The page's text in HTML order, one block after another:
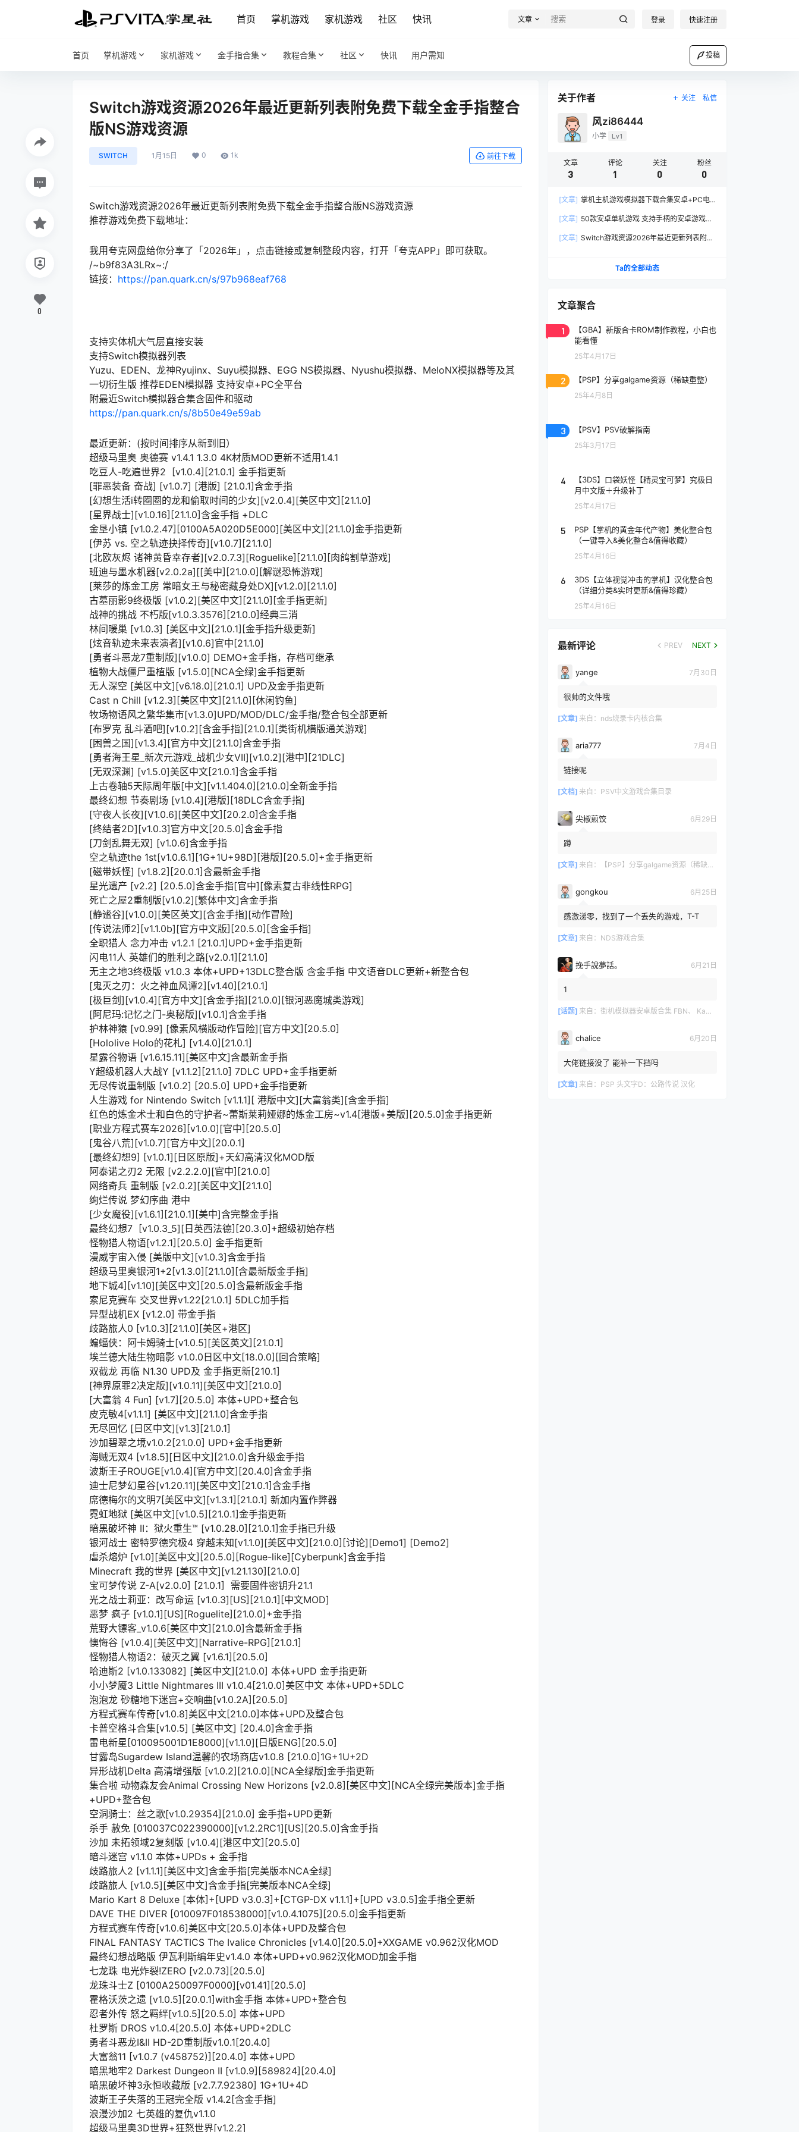
首页 掌机游戏 家机游戏 社区 快讯 文章 登录 快速注册
首页 掌机游戏 家机游戏 金手指合集 教程合集 社区 快讯 用户需知 投稿
Switch游戏资源2026年最近更新列表附免费下载全金手指整合
版NS游戏资源
SWITCH 1月15日 0 1k 前往下载
Switch游戏资源2026年最近更新列表附免费下载全金手指整合版NS游戏资源
推荐游戏免费下载地址：
我用夸克网盘给你分享了「2026年」，点击链接或复制整段内容，打开「夸克APP」即可获取。
/~b9f83A3LRx~:/
链接： https://pan.quark.cn/s/97b968eaf768
支持实体机大气层直接安装
支持Switch模拟器列表
Yuzu、EDEN、龙神Ryujinx、Suyu模拟器、EGG NS模拟器、Nyushu模拟器、MeloNX模拟器等及其
一切衍生版 推荐EDEN模拟器 支持安卓+PC全平台
附最近Switch模拟器合集含固件和驱动
https://pan.quark.cn/s/8b50e49e59ab
最近更新：(按时间排序从新到旧）
超级马里奥 奥德赛 v1.4.1 1.3.0 4K材质MOD更新不适用1.4.1
吃豆人-吃遍世界2 [v1.0.4][21.0.1] 金手指更新
[罪恶装备 奋战] [v1.0.7] [港版] [21.0.1]含金手指
[幻想生活i转圈圈的龙和偷取时间的少女][v2.0.4][美区中文][21.1.0]
[星界战士][v1.0.16][21.1.0]含金手指 +DLC
金垦小镇 [v1.0.2.47][0100A5A020D5E000][美区中文][21.1.0]金手指更新
[伊苏 vs. 空之轨迹抉择传奇][v1.0.7][21.1.0]
[北欧灰烬 诸神黄昏幸存者][v2.0.7.3][Roguelike][21.1.0][肉鸽割草游戏]
班迪与墨水机器[v2.0.2a][[美中][21.0.0][解谜恐怖游戏]
[莱莎的炼金工房 常暗女王与秘密藏身处DX][v1.2.0][21.1.0]
古墓丽影9终极版 [v1.0.2][美区中文][21.1.0][金手指更新]
战神的挑战 不朽版[v1.0.3.3576][21.0.0]经典三消
林间暖巢 [v1.0.3] [美区中文][21.0.1][金手指升级更新]
[炫音轨迹未来表演者][v1.0.6]官中[21.1.0]
[勇者斗恶龙7重制版][v1.0.0] DEMO+金手指，存档可继承
植物大战僵尸重植版 [v1.5.0][NCA全绿]金手指更新
无人深空 [美区中文][v6.18.0][21.0.1] UPD及金手指更新
Cast n Chill [v1.2.3][美区中文][21.1.0][休闲钓鱼]
牧场物语风之繁华集市[v1.3.0]UPD/MOD/DLC/金手指/整合包全部更新
[布罗克 乱斗酒吧][v1.0.2][含金手指][21.0.1][类街机横版通关游戏]
[困兽之国][v1.3.4][官方中文][21.1.0]含金手指
[勇者海王星_新次元游戏_战机少女VII][v1.0.2][港中][21DLC]
[无双深渊] [v1.5.0]美区中文[21.0.1]含金手指
上古卷轴5天际周年版[中文][v1.1.404.0][21.0.0]全新金手指
最终幻想 节奏剧场 [v1.0.4][港版][18DLC含金手指]
[守夜人长夜][V1.0.6][美区中文][20.2.0]含金手指
[终结者2D][v1.0.3]官方中文[20.5.0]含金手指
[刀剑乱舞无双] [v1.0.6]含金手指
空之轨迹the 1st[v1.0.6.1][1G+1U+98D][港版][20.5.0]+金手指更新
[磁带妖怪] [v1.8.2][20.0.1]含最新金手指
星光遗产 [v2.2] [20.5.0]含金手指[官中][像素复古非线性RPG]
死亡之屋2重制版[v1.0.2][繁体中文]含金手指
[静谧谷][v1.0.0][美区英文][含金手指][动作冒险]
[传说法师2][v1.1.0b][官方中文版][20.5.0][含金手指]
全职猎人 念力冲击 v1.2.1 [21.0.1]UPD+金手指更新
闪电11人 英雄们的胜利之路[v2.0.1][21.1.0]
无主之地3终极版 v1.0.3 本体+UPD+13DLC整合版 含金手指 中文语音DLC更新+新整合包
[鬼灭之刃：火之神血风谭2][v1.40][21.0.1]
[极巨剑][v1.0.4][官方中文][含金手指][21.0.0][银河恶魔城类游戏]
[阿尼玛:记忆之门-奥秘版][v1.0.1]含金手指
护林神猿 [v0.99] [像素风横版动作冒险][官方中文][20.5.0]
[Hololive Holo的花札] [v1.4.0][21.0.1]
星露谷物语 [v1.6.15.11][美区中文]含最新金手指
Y超级机器人大战Y [v1.1.2][21.1.0] 7DLC UPD+金手指更新
无尽传说重制版 [v1.0.2] [20.5.0] UPD+金手指更新
人生游戏 for Nintendo Switch [v1.1.1][ 港版中文][大富翁类][含金手指]
红色的炼金术士和白色的守护者~蕾斯莱莉娅娜的炼金工房~v1.4[港版+美版][20.5.0]金手指更新
[职业方程式赛车2026][v1.0.0][官中][20.5.0]
[鬼谷八荒][v1.0.7][官方中文][20.0.1]
[最终幻想9] [v1.0.1][日区原版]+天幻高清汉化MOD版
阿泰诺之刃2 无限 [v2.2.2.0][官中][21.0.0]
网络奇兵 重制版 [v2.0.2][美区中文][21.1.0]
绚烂传说 梦幻序曲 港中
[少女魔役][v1.6.1][21.0.1][美中]含完整金手指
最终幻想7 [v1.0.3_5][日英西法德][20.3.0]+超级初始存档
怪物猎人物语[v1.2.1][20.5.0] 金手指更新
漫威宇宙入侵 [美版中文][v1.0.3]含金手指
超级马里奥银河1+2[v1.3.0][21.1.0][含最新版金手指]
地下城4][v1.10][美区中文][20.5.0]含最新版金手指
索尼克赛车 交叉世界v1.22[21.0.1] 5DLC加手指
异型战机EX [v1.2.0] 带金手指
歧路旅人0 [v1.0.3][21.1.0][美区+港区]
蝙蝠侠：阿卡姆骑士[v1.0.5][美区英文][21.0.1]
埃兰德大陆生物暗影 v1.0.0日区中文[18.0.0][回合策略]
双截龙 再临 N1.30 UPD及 金手指更新[210.1]
[神界原罪2决定版][v1.0.11][美区中文][21.0.0]
[大富翁 4 Fun] [v1.7][20.5.0] 本体+UPD+整合包
皮克敏4[v1.1.1] [美区中文][21.1.0]含金手指
无尽回忆 [日区中文][v1.3][21.0.1]
沙加碧翠之境v1.0.2[21.0.0] UPD+金手指更新
海贼无双4 [v1.8.5][日区中文][21.0.0]含升级金手指
波斯王子ROUGE[v1.0.4][官方中文][20.4.0]含金手指
迪士尼梦幻星谷[v1.20.11][美区中文][21.0.1]含金手指
席德梅尔的文明7[美区中文][v1.3.1][21.0.1] 新加内置作弊器
霓虹地狱 [美区中文][v1.0.5][21.0.1]金手指更新
暗黑破坏神 II：狱火重生™ [v1.0.28.0][21.0.1]金手指已升级
银河战士 密特罗德究极4 穿越未知[v1.1.0][美区中文][21.0.0][讨论][Demo1] [Demo2]
虐杀熔炉 [v1.0][美区中文][20.5.0][Rogue-like][Cyberpunk]含金手指
Minecraft 我的世界 [美区中文][v1.21.130][21.0.0]
宝可梦传说 Z-A[v2.0.0] [21.0.1] 需要固件密钥升21.1
光之战士莉亚：改写命运 [v1.0.3][US][21.0.1][中文MOD]
恶梦 疯子 [v1.0.1][US][Roguelite][21.0.0]+金手指
荒野大镖客_v1.0.6[美区中文][21.0.0]含最新金手指
懊悔谷 [v1.0.4][美区中文][Narrative-RPG][21.0.1]
怪物猎人物语2：破灭之翼 [v1.6.1][20.5.0]
哈迪斯2 [v1.0.133082] [美区中文][21.0.0] 本体+UPD 金手指更新
小小梦魇3 Little Nightmares III v1.0.4[21.0.0]美区中文 本体+UPD+5DLC
泡泡龙 砂糖地下迷宫+交响曲[v1.0.2A][20.5.0]
方程式赛车传奇[v1.0.8]美区中文[21.0.0]本体+UPD及整合包
卡普空格斗合集[v1.0.5] [美区中文] [20.4.0]含金手指
雷电新星[010095001D1E8000][v1.1.0][日版ENG][20.5.0]
甘露岛Sugardew Island温馨的农场商店v1.0.8 [21.0.0]1G+1U+2D
异形战机Delta 高清增强版 [v1.0.2][21.0.0][NCA全绿版]金手指更新
集合啦 动物森友会Animal Crossing New Horizons [v2.0.8][美区中文][NCA全绿完美版本]金手指
+UPD+整合包
空洞骑士：丝之歌[v1.0.29354][21.0.0] 金手指+UPD更新
杀手 赦免 [010037C022390000][v1.2.2RC1][US][20.5.0]含金手指
沙加 未拓领域2复刻版 [v1.0.4][港区中文][20.5.0]
暗斗迷宫 v1.1.0 本体+UPDs + 金手指
歧路旅人2 [v1.1.1][美区中文]含金手指[完美版本NCA全绿]
歧路旅人 [v1.0.5][美区中文]含金手指[完美版本NCA全绿]
Mario Kart 8 Deluxe [本体]+[UPD v3.0.3]+[CTGP-DX v1.1.1]+[UPD v3.0.5]金手指全更新
DAVE THE DIVER [010097F018538000][v1.0.4.1075][20.5.0]金手指更新
方程式赛车传奇[v1.0.6]美区中文[20.5.0]本体+UPD及整合包
FINAL FANTASY TACTICS The Ivalice Chronicles [v1.4.0][20.5.0]+XXGAME v0.962汉化MOD
最终幻想战略版 伊瓦利斯编年史v1.4.0 本体+UPD+v0.962汉化MOD加金手指
七龙珠 电光炸裂!ZERO [v2.0.73][20.5.0]
龙珠斗士Z [0100A250097F0000][v01.41][20.5.0]
霍格沃茨之遗 [v1.0.5][20.0.1]with金手指 本体+UPD+整合包
忍者外传 怒之羁绊[v1.0.5][20.5.0] 本体+UPD
杜罗斯 DROS v1.0.4[20.5.0] 本体+UPD+2DLC
勇者斗恶龙I&II HD-2D重制版v1.0.1[20.4.0]
大富翁11 [v1.0.7 (v458752)][20.4.0] 本体+UPD
暗黑地牢2 Darkest Dungeon II [v1.0.9][589824][20.4.0]
暗黑破坏神3永恒收藏版 [v2.7.7.92380] 1G+1U+4D
波斯王子失落的王冠完全版 v1.4.2[含金手指]
浪漫沙加2 七英雄的复仇v1.1.0
超级马里奥3D世界+狂怒世界[v1.2.2]
0
关于作者 关注 私信
风zi86444
小学 Lv1
文章
3
评论
1
关注
0
粉丝
0
[文章] 掌机主机游戏模拟器下载合集安卓+PC电
[文章] 50款安卓单机游戏 支持手柄的安卓游戏免
[文章] Switch游戏资源2026年最近更新列表附免
Ta的全部动态
文章聚合
1
【GBA】新版合卡ROM制作教程，小白也
能看懂
25年4月17日
2 【PSP】分享galgame资源（稀缺重整）
25年4月8日
3 【PSV】PSV破解指南
25年3月17日
4
【3DS】口袋妖怪【精灵宝可梦】究极日
月中文版＋升级补丁
25年4月17日
5
PSP【掌机的黄金年代产物】美化整合包
（一键导入&美化整合&值得收藏）
25年4月16日
6
3DS【立体视觉冲击的掌机】汉化整合包
（详细分类&实时更新&值得珍藏）
25年4月16日
最新评论 PREV NEXT
yange 7月30日
很帅的文件哦
[文章] 来自： nds烧录卡内核合集
aria777 7月4日
链接呢
[文档] 来自： PSV中文游戏合集目录
尖椒煎饺 6月29日
蹲
[文章] 来自： 【PSP】分享galgame资源（稀缺重整）
gongkou 6月25日
感激涕零，找到了一个丢失的游戏，T-T
[文章] 来自： NDS游戏合集
挽手說夢話。 6月21日
1
[话题] 来自： 街机模拟器安卓版合集 FBN、 Kawaks、MAME4droid、嘻嘻哈哈、NEO、NGP.emu
chalice 6月20日
大佬链接没了 能补一下挡吗
[文章] 来自： PSP 头文字D：公路传说 汉化